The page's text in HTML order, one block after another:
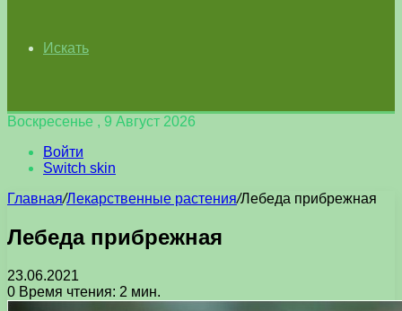
Искать
Воскресенье , 9 Август 2026
Войти
Switch skin
Главная/Лекарственные растения/Лебеда прибрежная
Лебеда прибрежная
23.06.2021
0 Время чтения: 2 мин.